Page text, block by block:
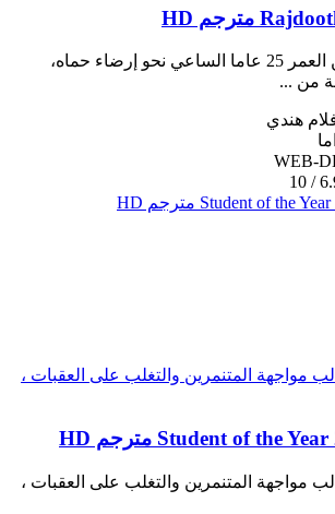
الفتى البالغ من العمر 25 عاما الساعي نحو إرضاء حماه،
من ...
هندي
WEB-
6.9
مواجهة المتنمرين والتغلب على العقبات ،
مواجهة المتنمرين والتغلب على العقبات ،